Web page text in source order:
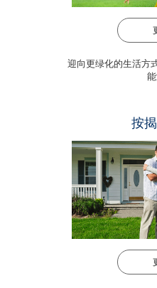
迎向更绿化的生活方
按